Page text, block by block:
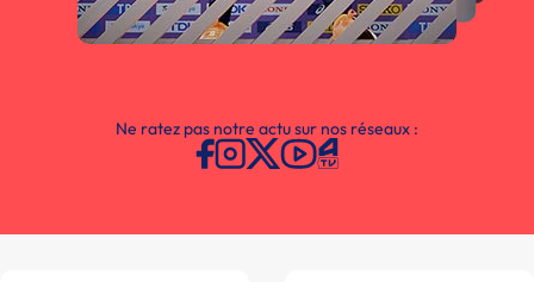
Ne ratez pas notre actu sur nos réseaux :